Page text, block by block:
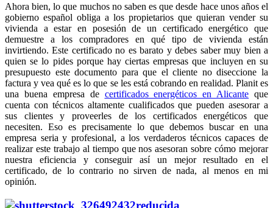
Ahora bien, lo que muchos no saben es que desde hace unos años el
gobierno español obliga a los propietarios que quieran vender su
vivienda a estar en posesión de un certificado energético que
demuestre a los compradores en qué tipo de vivienda están
invirtiendo. Este certificado no es barato y debes saber muy bien a
quien se lo pides porque hay ciertas empresas que incluyen en su
presupuesto este documento para que el cliente no diseccione la
factura y vea qué es lo que se les está cobrando en realidad. Planit es
una buena empresa de certificados energéticos en Alicante que
cuenta con técnicos altamente cualificados que pueden asesorar a
sus clientes y proveerles de los certificados energéticos que
necesiten. Eso es precisamente lo que debemos buscar en una
empresa seria y profesional, a los verdaderos técnicos capaces de
realizar este trabajo al tiempo que nos asesoran sobre cómo mejorar
nuestra eficiencia y conseguir así un mejor resultado en el
certificado, de lo contrario no sirven de nada, al menos en mi
opinión.